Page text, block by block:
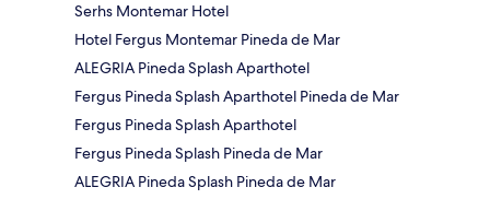
Serhs Montemar Hotel
Hotel Fergus Montemar Pineda de Mar
ALEGRIA Pineda Splash Aparthotel
Fergus Pineda Splash Aparthotel Pineda de Mar
Fergus Pineda Splash Aparthotel
Fergus Pineda Splash Pineda de Mar
ALEGRIA Pineda Splash Pineda de Mar